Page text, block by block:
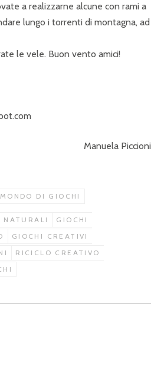
a realizzarne alcune con rami a
lungo i torrenti di montagna, ad
le vele. Buon vento amici!
Manuela Piccioni
DI GIOCHI
NATURALI
GIOCHI
GIOCHI CREATIVI
RICICLO CREATIVO